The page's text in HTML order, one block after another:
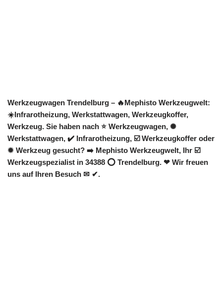
Werkzeugwagen Trendelburg – 🔥Mephisto Werkzeugwelt:
☀️Infrarotheizung, Werkstattwagen, Werkzeugkoffer,
Werkzeug. Sie haben nach ⭐ Werkzeugwagen, ✺
Werkstattwagen, ✔️ Infrarotheizung, ☑️ Werkzeugkoffer oder
✹ Werkzeug gesucht? ➡️ Mephisto Werkzeugwelt, Ihr ☑️
Werkzeugspezialist in 34388 ⭕ Trendelburg. ❤ Wir freuen
uns auf Ihren Besuch ✉ ✔.